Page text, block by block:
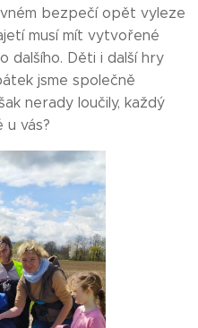
bezpečí opět vyleze
musí mít vytvořené
dalšího. Děti i další hry
jsme společně
nerady loučily, každý
u vás?